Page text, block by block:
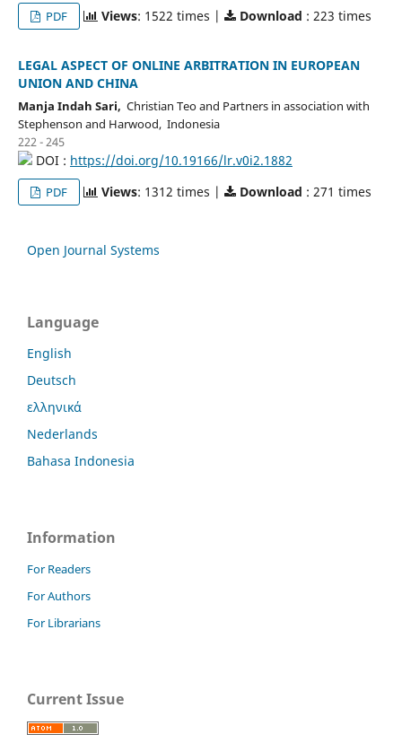
PDF Views: 1522 times | Download : 223 times
LEGAL ASPECT OF ONLINE ARBITRATION IN EUROPEAN
UNION AND CHINA
Manja Indah Sari, Christian Teo and Partners in association with
Stephenson and Harwood, Indonesia
222 - 245
DOI : https://doi.org/10.19166/lr.v0i2.1882
PDF Views: 1312 times | Download : 271 times
Open Journal Systems
Language
English
Deutsch
ελληνικά
Nederlands
Bahasa Indonesia
Information
For Readers
For Authors
For Librarians
Current Issue